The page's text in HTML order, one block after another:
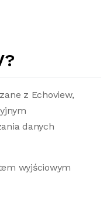
z Echoview,
danych
wyjściowym